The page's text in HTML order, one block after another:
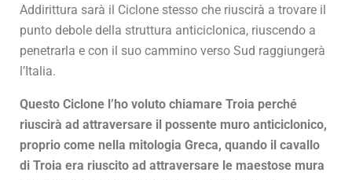
Addirittura sarà il Ciclone stesso che riuscirà a trovare il
punto debole della struttura anticiclonica, riuscendo a
penetrarla e con il suo cammino verso Sud raggiungerà
l’Italia.
Questo Ciclone l’ho voluto chiamare Troia perché
riuscirà ad attraversare il possente muro anticiclonico,
proprio come nella mitologia Greca, quando il cavallo
di Troia era riuscito ad attraversare le maestose mura